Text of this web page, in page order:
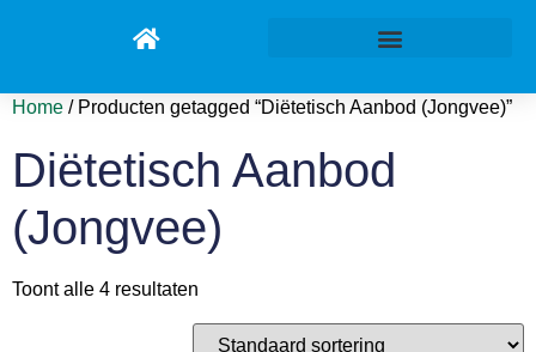
Home / Producten getagged “Diëtetisch Aanbod (Jongvee)”
Diëtetisch Aanbod
(Jongvee)
Toont alle 4 resultaten